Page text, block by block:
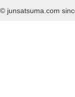
© junsatsuma.com